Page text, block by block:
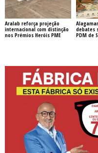
Aralab reforça projeção
internacional com distinção
nos Prémios Heróis PME
debates
PDM de